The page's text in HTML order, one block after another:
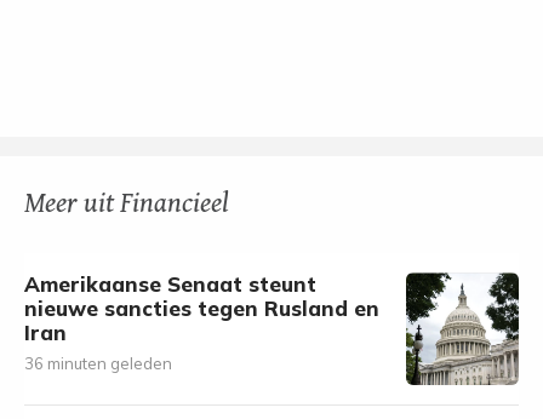
Meer uit Financieel
Amerikaanse Senaat steunt
nieuwe sancties tegen Rusland en
Iran
36 minuten geleden